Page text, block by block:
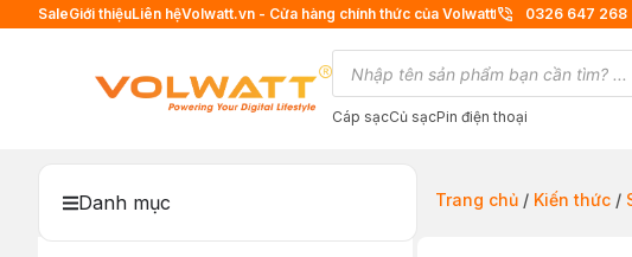
SaleGiới thiệuLiên hệVolwatt.vn - Cửa hàng chính thức của Volwatt 0326 647 268
Cáp sạcCủ sạcPin điện thoại
Danh mục Trang chủ / Kiến thức /